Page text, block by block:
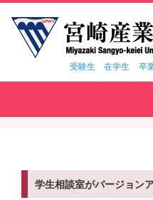
受験生 在学生 卒
学生相談室がバージョン